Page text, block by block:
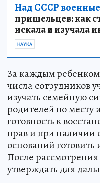
Над СССР военные
пришельцев: как
искала и изучала
НАУКА
За каждым ребенком
числа сотрудников
изучать семейную
родителей по месту
готовность к
прав и при наличии
оснований
После
утверждать для